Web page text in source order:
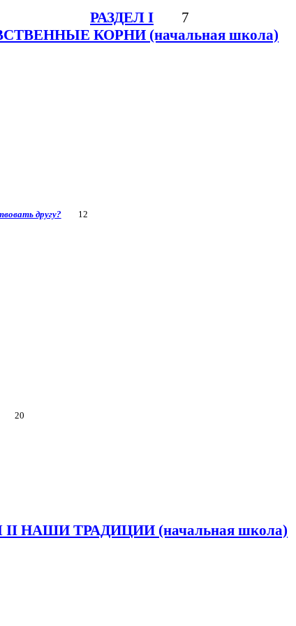
РАЗДЕЛ I 7
КОРНИ (начальная школа)
другу? 12
20
II НАШИ ТРАДИЦИИ (начальная школа)